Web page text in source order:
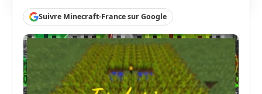
Suivre Minecraft-France sur Google